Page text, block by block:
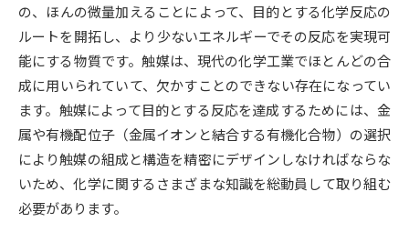
新学年スタート号特集ページ
新学年スタート号特集ページ
（高2生用）
SELFBRAND特集ページ
オープンキャンパスなどを調べる
オープンキャンパス検索 実施プログラムから探す
来場型・Web型イベント特集
の、ほんの微量加えることによって、目的とする化学反応の
ルートを開拓し、より少ないエネルギーでその反応を実現可
能にする物質です。触媒は、現代の化学工業でほとんどの合
成に用いられていて、欠かすことのできない存在になってい
ます。触媒によって目的とする反応を達成するためには、金
属や有機配位子（金属イオンと結合する有機化合物）の選択
により触媒の組成と構造を精密にデザインしなければならな
いため、化学に関するさまざまな知識を総動員して取り組む
必要があります。